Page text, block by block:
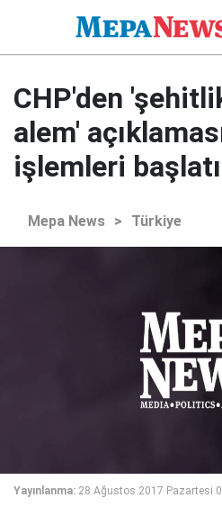
CHP'den
alem'
işlemleri
Mepa News > Türkiye
Yayınlanma: 28 Ağustos 2017 Pazartesi